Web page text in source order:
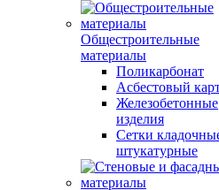
Общестроительные
материалы
Поликарбонат
Асбестовый
Железобетонные
изделия
Сетки
штукатурные